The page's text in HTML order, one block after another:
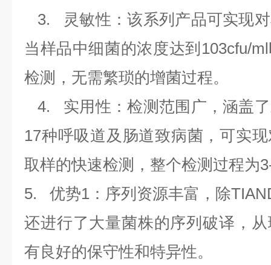
3.
灵敏性：该系列产品可实现
当样品中细菌的浓度达到 103cfu/ml
检测，无需繁琐的增菌过程。
4. 实用性：检测范围广，涵盖
17种呼吸道及肠道致病菌，可实
取样的快速检测，整个检测过程为
5. 优势1 ：序列资源丰富，除
还进行了大量菌株的序列破译，
有良好的保守性和特异性。